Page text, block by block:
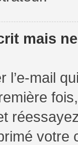
mais
l’e-mail
votre